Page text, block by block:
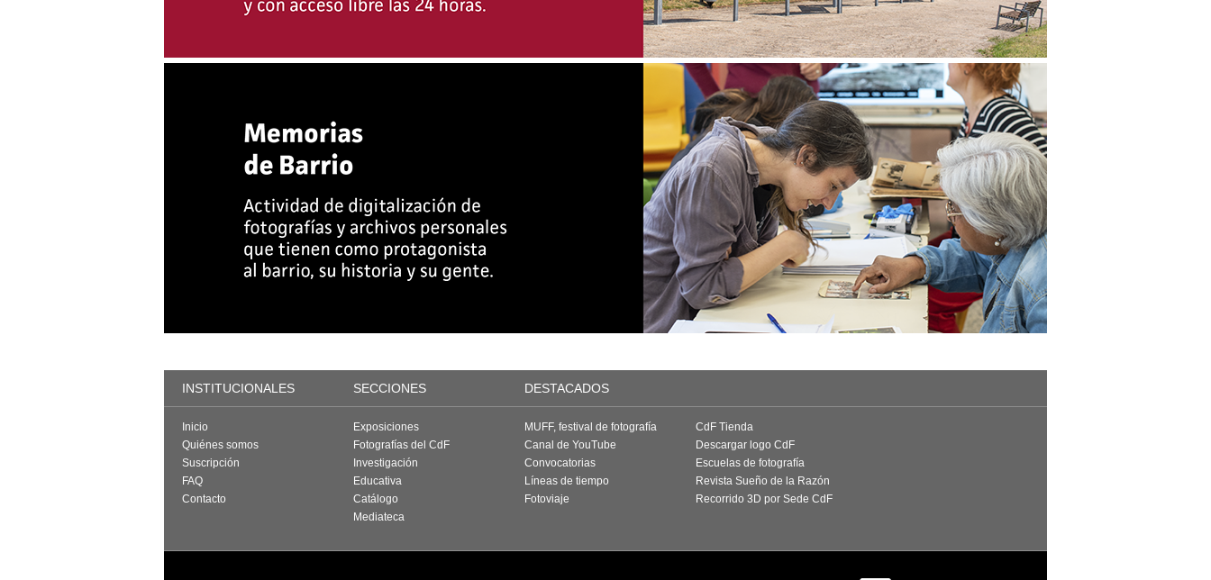
INSTITUCIONALES SECCIONES DESTACADOS
Inicio
Quiénes somos
Suscripción
FAQ
Contacto
Exposiciones
Fotografías del CdF
Investigación
Educativa
Catálogo
Mediateca
MUFF, festival de fotografía
Canal de YouTube
Convocatorias
Líneas de tiempo
Fotoviaje
CdF Tienda
Descargar logo CdF
Escuelas de fotografía
Revista Sueño de la Razón
Recorrido 3D por Sede CdF